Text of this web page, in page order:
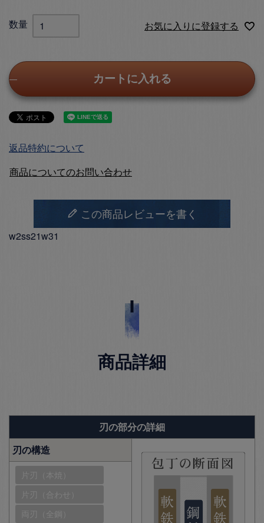
お気に入りに登録する
カートに入れる
返品特約について
商品についてのお問い合わせ
この商品レビューを書く
w2ss21w31
商品詳細
刃の部分の詳細
刃の構造
片刃（本焼）
片刃（合わせ）
両刃（全鋼）